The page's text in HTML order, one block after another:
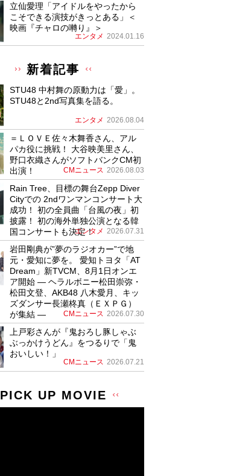
立仙愛理「アイドルをやったから
こそできる演技がきっとある」＜
映画『チャロの囀り』＞
エンタメ 2024.01.16
新着記事
STU48 中村舞の原動力は「愛」。
STU48と2nd写真集を語る。
エンタメ 2026.08.04
＝ＬＯＶＥ佐々木舞香さん、アル
パカ役に挑戦！ 大谷映美里さん、
野口衣織さんがソフトバンクCM初
出演！
CMニュース 2026.08.03
Rain Tree、目標の舞台Zepp Diver
Cityでの 2ndワンマンコンサート大
成功！ 初の全員曲「台風の夜」初
披露！ 初の海外単独公演となる韓
国コンサートも決定！
エンタメ 2026.07.31
岩田剛典が”夢のラジオカー”で地
元・愛知に夢を。 愛知トヨタ「AT
Dream」新TVCM、8月1日オンエ
ア開始 ― ヘラルボニー松田崇弥・
松田文登、AKB48 八木愛月、キッ
ズダンサー長瀬柊真（ＥＸＰＧ）
が集結 ―
CMニュース 2026.07.30
上戸彩さんが『鬼おろし豚しゃぶ
ぶっかけうどん』をつるりで「鬼
おいしい！」
CMニュース 2026.07.21
PICK UP MOVIE